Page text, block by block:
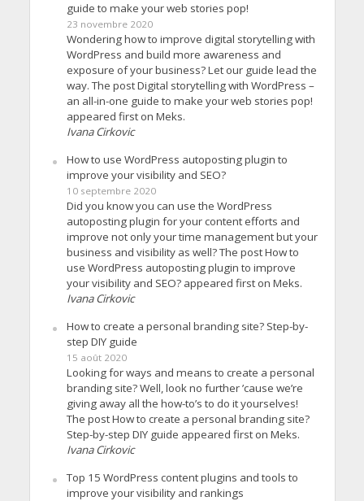
guide to make your web stories pop!
23 novembre 2020
Wondering how to improve digital storytelling with
WordPress and build more awareness and
exposure of your business? Let our guide lead the
way. The post Digital storytelling with WordPress –
an all-in-one guide to make your web stories pop!
appeared first on Meks.
Ivana Cirkovic
How to use WordPress autoposting plugin to
improve your visibility and SEO?
10 septembre 2020
Did you know you can use the WordPress
autoposting plugin for your content efforts and
improve not only your time management but your
business and visibility as well? The post How to
use WordPress autoposting plugin to improve
your visibility and SEO? appeared first on Meks.
Ivana Cirkovic
How to create a personal branding site? Step-by-
step DIY guide
15 août 2020
Looking for ways and means to create a personal
branding site? Well, look no further ’cause we’re
giving away all the how-to’s to do it yourselves!
The post How to create a personal branding site?
Step-by-step DIY guide appeared first on Meks.
Ivana Cirkovic
Top 15 WordPress content plugins and tools to
improve your visibility and rankings